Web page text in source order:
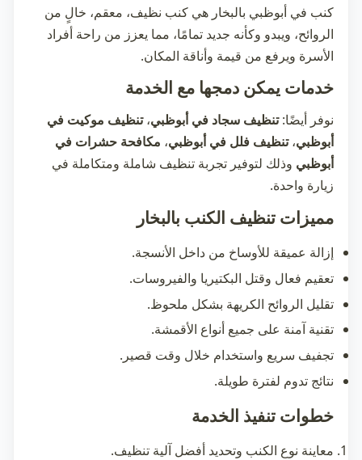
كنب في أبوظبي بالبخار هي كنب نظيف، معقم، خالٍ من
الروائح، ويبدو وكأنه جديد تمامًا، مما يعزز من راحة أفراد
الأسرة ويرفع من قيمة وأناقة المكان.
خدمات يمكن دمجها مع الخدمة
نوفر أيضًا:تنظيف سجاد في أبوظبي،تنظيف موكيت في
أبوظبي،تنظيف فلل في أبوظبي، مكافحة حشرات في
أبوظبي وذلك لتوفير تجربة تنظيف شاملة ومتكاملة في
زيارة واحدة.
مميزات تنظيف الكنب بالبخار
إزالة عميقة للأوساخ من داخل الأنسجة.
تعقيم فعال وقتل البكتيريا والفيروسات.
تقليل الروائح الكريهة بشكل ملحوظ.
تقنية آمنة على جميع أنواع الأقمشة.
تجفيف سريع واستخدام خلال وقت قصير.
نتائج تدوم لفترة طويلة.
خطوات تنفيذ الخدمة
معاينة نوع الكنب وتحديد أفضل آلية تنظيف.